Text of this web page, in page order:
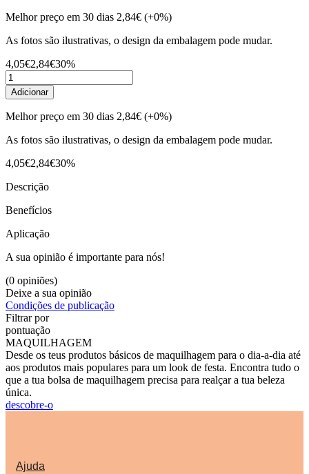
Melhor preço em 30 dias 2,84€ (+0%)
As fotos são ilustrativas, o design da embalagem pode mudar.
4,05€2,84€30%
Adicionar
Melhor preço em 30 dias 2,84€ (+0%)
As fotos são ilustrativas, o design da embalagem pode mudar.
4,05€2,84€30%
Descrição
Benefícios
Aplicação
A sua opinião é importante para nós!
(0 opiniões)
Deixe a sua opinião
Condições de publicação
Filtrar por
pontuação
MAQUILHAGEM
Desde os teus produtos básicos de maquilhagem para o dia-a-dia até
aos produtos mais populares para um look de festa. Encontra tudo o
que a tua bolsa de maquilhagem precisa para realçar a tua beleza
única.
descobre-o
Ajuda